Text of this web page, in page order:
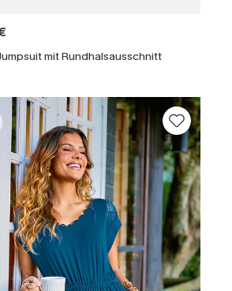
mit Rundhalsausschnitt